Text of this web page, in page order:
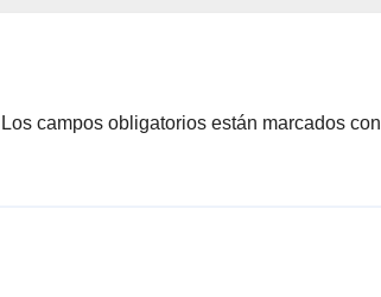
Los campos obligatorios están marcados con